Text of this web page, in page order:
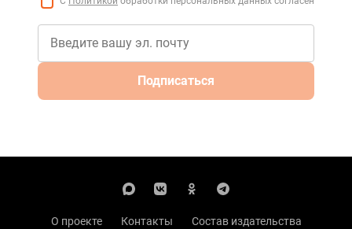
Подписаться
О проекте Контакты
Состав издательства